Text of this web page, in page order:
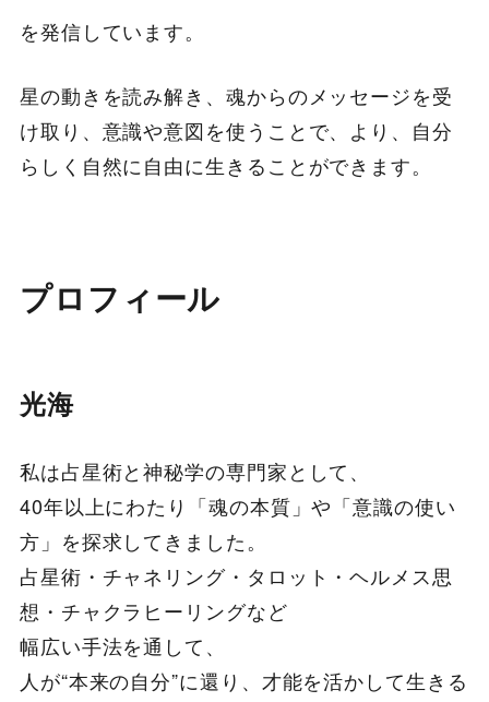
を発信しています。
星の動きを読み解き、魂からのメッセージを受
け取り、意識や意図を使うことで、より、自分
らしく自然に自由に生きることができます。
プロフィール
光海
私は占星術と神秘学の専門家として、
40年以上にわたり「魂の本質」や「意識の使い
方」を探求してきました。
占星術・チャネリング・タロット・ヘルメス思
想・チャクラヒーリングなど
幅広い手法を通して、
人が“本来の自分”に還り、才能を活かして生きる